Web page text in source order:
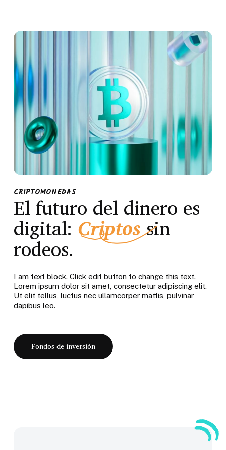
CRIPTOMONEDAS
El futuro del dinero es
digital: Criptossin
rodeos.
I am text block. Click edit button to change this text.
Lorem ipsum dolor sit amet, consectetur adipiscing elit.
Ut elit tellus, luctus nec ullamcorper mattis, pulvinar
dapibus leo.
Fondos de inversión